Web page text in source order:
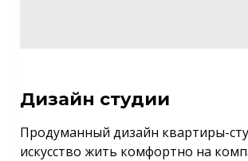
Дизайн студии
Продуманный дизайн квартиры-
искусство жить комфортно на